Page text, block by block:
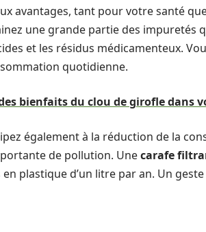
avantages, tant pour votre santé
une grande partie des impuretés
et les résidus médicamenteux.
quotidienne.
bienfaits du clou de girofle dans
également à la réduction de la
de pollution. Unecarafe
en plastique d’un litre par an. Un